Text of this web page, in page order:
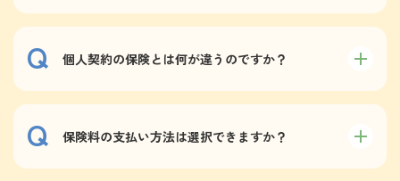
個人契約の保険とは何が違うのですか？
保険料の支払い方法は選択できますか？